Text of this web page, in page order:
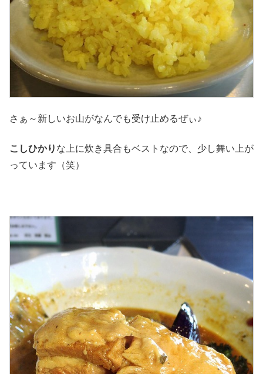
さぁ～新しいお山がなんでも受け止めるぜぃ♪
こしひかり な上に炊き具合もベストなので、少し舞い上が
っています（笑）